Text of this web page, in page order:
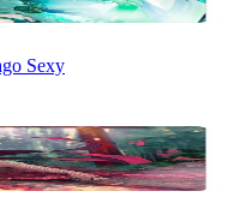
Sexy